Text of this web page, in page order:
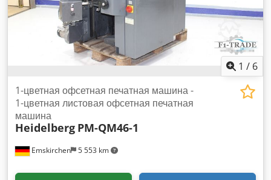
1 / 6
Emskirchen 5 553 km
1-цветная офсетная печатная машина -
1-цветная листовая офсетная печатная
машина
Heidelberg PM-QM46-1